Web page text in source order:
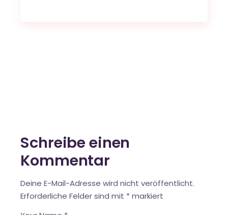
Schreibe einen
Kommentar
Deine E-Mail-Adresse wird nicht veröffentlicht.
Erforderliche Felder sind mit * markiert